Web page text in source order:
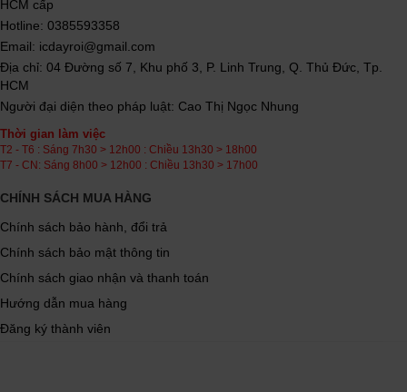
HCM cấp
Hotline: 0385593358
Email: icdayroi@gmail.com
Địa chỉ: 04 Đường số 7, Khu phố 3, P. Linh Trung, Q. Thủ Đức, Tp.
HCM
Người đại diện theo pháp luật: Cao Thị Ngọc Nhung
Thời gian làm việc
T2 - T6 : Sáng 7h30 > 12h00 : Chiều 13h30 > 18h00
T7 - CN: Sáng 8h00 > 12h00 : Chiều 13h30 > 17h00
CHÍNH SÁCH MUA HÀNG
Chính sách bảo hành, đổi trả
Chính sách bảo mật thông tin
Chính sách giao nhận và thanh toán
Hướng dẫn mua hàng
Đăng ký thành viên